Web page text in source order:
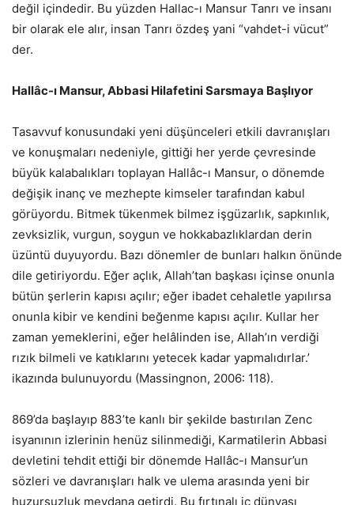
değil içindedir. Bu yüzden Hallac-ı Mansur Tanrı ve insanı
bir olarak ele alır, insan Tanrı özdeş yani “vahdet-i vücut”
der.
Hallâc-ı Mansur, Abbasi Hilafetini Sarsmaya Başlıyor
Tasavvuf konusundaki yeni düşünceleri etkili davranışları
ve konuşmaları nedeniyle, gittiği her yerde çevresinde
büyük kalabalıkları toplayan Hallâc-ı Mansur, o dönemde
değişik inanç ve mezhepte kimseler tarafından kabul
görüyordu. Bitmek tükenmek bilmez işgüzarlık, sapkınlık,
zevksizlik, vurgun, soygun ve hokkabazlıklardan derin
üzüntü duyuyordu. Bazı dönemler de bunları halkın önünde
dile getiriyordu. Eğer açlık, Allah’tan başkası içinse onunla
bütün şerlerin kapısı açılır; eğer ibadet cehaletle yapılırsa
onunla kibir ve kendini beğenme kapısı açılır. Kullar her
zaman yemeklerini, eğer helâlinden ise, Allah’ın verdiği
rızık bilmeli ve katıklarını yetecek kadar yapmalıdırlar.’
ikazında bulunuyordu (Massingnon, 2006: 118).
869’da başlayıp 883’te kanlı bir şekilde bastırılan Zenc
isyanının izlerinin henüz silinmediği, Karmatilerin Abbasi
devletini tehdit ettiği bir dönemde Hallâc-ı Mansur’un
sözleri ve davranışları halk ve ulema arasında yeni bir
huzursuzluk meydana getirdi. Bu fırtınalı iç dünyası